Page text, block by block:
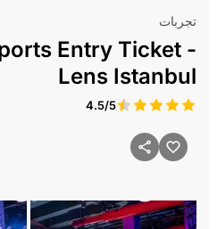
تجربات
Entry Ticket -
Lens Istanbul
4.5/5